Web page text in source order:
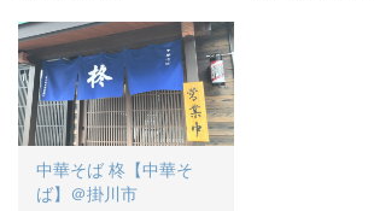
中華そば 柊【中華そ
ば】＠掛川市